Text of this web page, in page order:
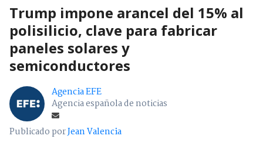
Trump impone arancel del 15% al
polisilicio, clave para fabricar
paneles solares y
semiconductores
Agencia EFE
Agencia española de noticias
Publicado porJean Valencia